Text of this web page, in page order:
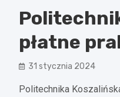
płatne
31 stycznia 2024
Politechnika